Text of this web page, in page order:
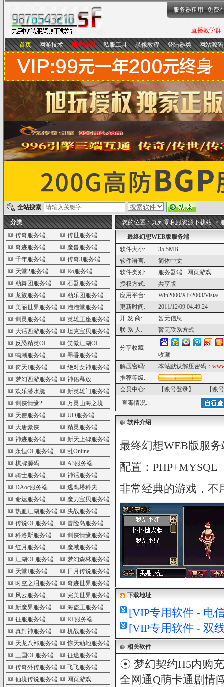
九到零私服资源下载站
直播教学群
服务器租用 免费
首页 网游技术 服务器端 私服工具 录像教程 登陆器类 网站源码
全站搜索
分类
传奇服务端
传世服务端
奇迹服务端
魔兽服务端
千年服务端
传奇3服务端
天堂2服务端
Ro服务端
劲舞团服务端
石器服务端
龙族服务端
劲乐团服务端
美丽世界服务端
泡泡堂服务端
剑灵服务端
英雄王座服务端
大话西游服务端
坦克宝贝服务端
反恐精英OL
笑傲江湖OL
鸣潮服务端
墨香服务端
倚天I服务端
绝对女神服务端
梦幻西游服务端
神佑释放
欢乐潜水艇
新英雄门服务端
剑侠情缘2
万灵山海之境
天使服务端
UO服务端
大唐豪侠
精灵服务端
神迹服务端
新天上碑服务端
永恒OL服务端
乱Online
棋牌源码
A3服务端
骑士服务端
神话服务端
DAoc服务端
逃离塔科夫
命运服务端
魔力宝贝服务端
热血江湖服务端
决战服务端
传说OL服务端
冒险岛服务端
科洛斯服务端
剑侠情缘服务端
红月服务端
魔域服务端
江湖OL服务端
梦幻森林服务端
天堂I服务端
日月传说服务端
时空之泪服务端
奇迹世界服务端
风云服务端
完美世界服务端
新魔界服务端
海盗王服务端
征服服务端
RF服务端
真封神服务端
机战服务端
天龙八部服务端
惊天动地服务端
三国OL服务端
征途服务端
传奇外传服务端
飞飞服务端
仙境传说服务端
网页游戏
您的位置：九到零私服资源下载站->
最终幻想WEB版服务端
软件大小:
35.5MB
软件语言:
简体中文
软件类别:
服务器端 - 网页游戏
授权方式:
共享版
应用平台:
Win2000/XP/2003/Vista/
更新时间:
2011/12/09 04:49:24
开 发 商:
暂无信息
联 系 人:
暂无联系方式
分享收藏
收藏
解压密码:
本站默认解压密码：
推荐等级:
会员中心:
【账号登录】
【账
查毒情况:
软件介绍
最终幻想WEB版服务
配置：PHP+MYSQL
非常经典的游戏，不
下载地址
[VIP专用软件 - 电
[VIP专用软件 - 双
相关软件
☉ 梦幻契约H5内购
全网通Q萌卡通剧情